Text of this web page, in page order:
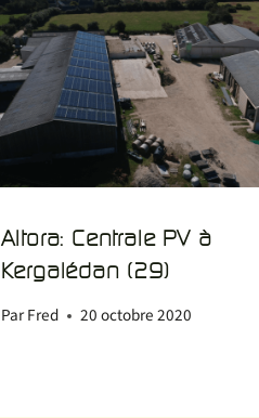
Altora: Centrale PV à
Kergalédan (29)
Par Fred 20 octobre 2020